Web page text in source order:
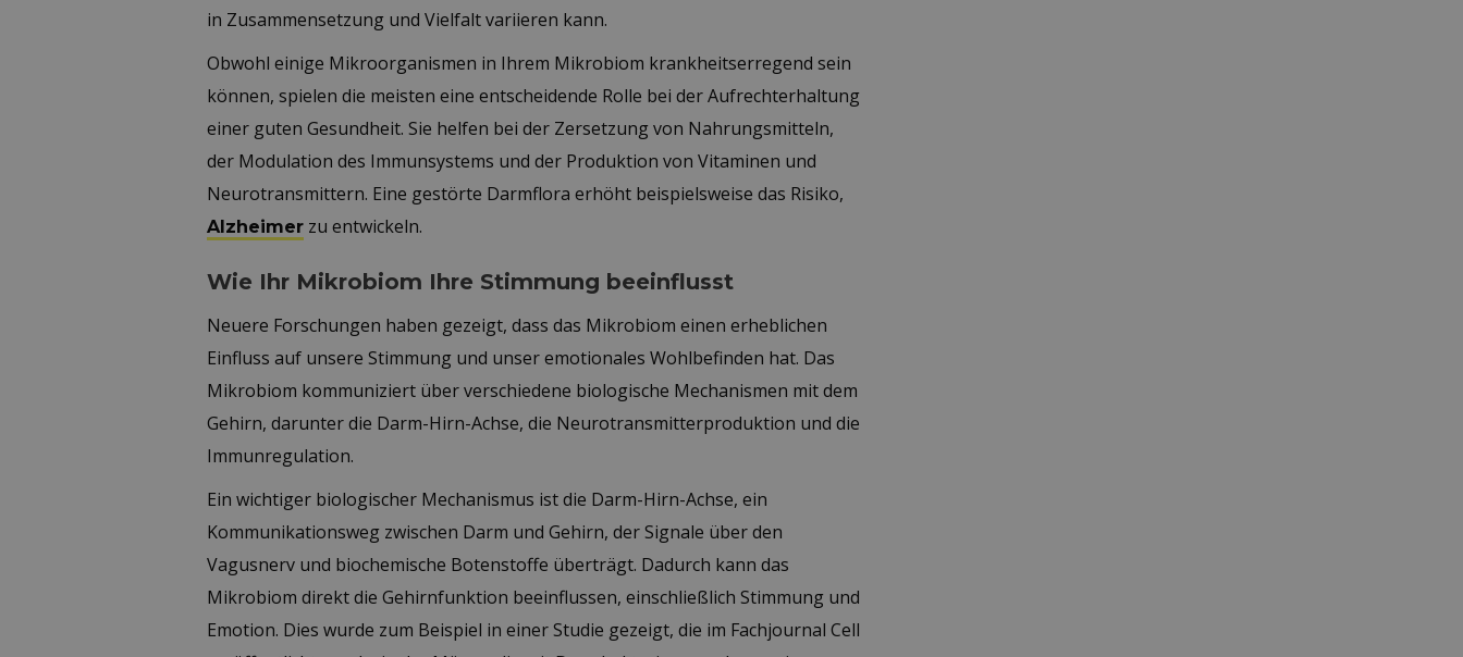
in Zusammensetzung und Vielfalt variieren kann.
Obwohl einige Mikroorganismen in Ihrem Mikrobiom krankheitserregend sein
können, spielen die meisten eine entscheidende Rolle bei der Aufrechterhaltung
einer guten Gesundheit. Sie helfen bei der Zersetzung von Nahrungsmitteln,
der Modulation des Immunsystems und der Produktion von Vitaminen und
Neurotransmittern. Eine gestörte Darmflora erhöht beispielsweise das Risiko,
Alzheimer zu entwickeln.
Wie Ihr Mikrobiom Ihre Stimmung beeinflusst
Neuere Forschungen haben gezeigt, dass das Mikrobiom einen erheblichen
Einfluss auf unsere Stimmung und unser emotionales Wohlbefinden hat. Das
Mikrobiom kommuniziert über verschiedene biologische Mechanismen mit dem
Gehirn, darunter die Darm-Hirn-Achse, die Neurotransmitterproduktion und die
Immunregulation.
Ein wichtiger biologischer Mechanismus ist die Darm-Hirn-Achse, ein
Kommunikationsweg zwischen Darm und Gehirn, der Signale über den
Vagusnerv und biochemische Botenstoffe überträgt. Dadurch kann das
Mikrobiom direkt die Gehirnfunktion beeinflussen, einschließlich Stimmung und
Emotion. Dies wurde zum Beispiel in einer Studie gezeigt, die im Fachjournal Cell